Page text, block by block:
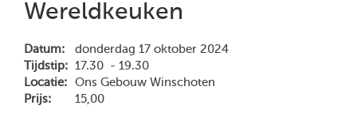
Wereldkeuken
Datum:
donderdag 17 oktober 2024
Tijdstip: 17.30 - 19.30
Locatie:
Ons Gebouw Winschoten
Prijs:
15,00